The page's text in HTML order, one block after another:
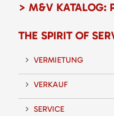
> M&V KATALOG:
THE SPIRIT OF
VERMIETUNG
VERKAUF
SERVICE